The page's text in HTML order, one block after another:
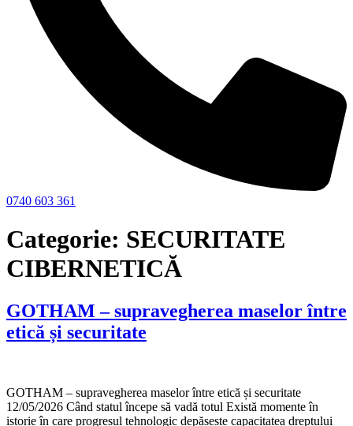
0740 603 361
Categorie: SECURITATE
CIBERNETICĂ
GOTHAM – supravegherea maselor între
etică și securitate
GOTHAM – supravegherea maselor între etică și securitate
12/05/2026 Când statul începe să vadă totul Există momente în
istorie în care progresul tehnologic depășește capacitatea dreptului